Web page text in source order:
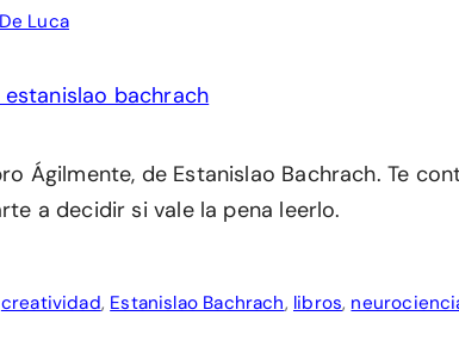
Luca
Ágilmente, de Estanislao Bachrach. Te
a decidir si vale la pena leerlo.
creatividad, Estanislao Bachrach, libros,